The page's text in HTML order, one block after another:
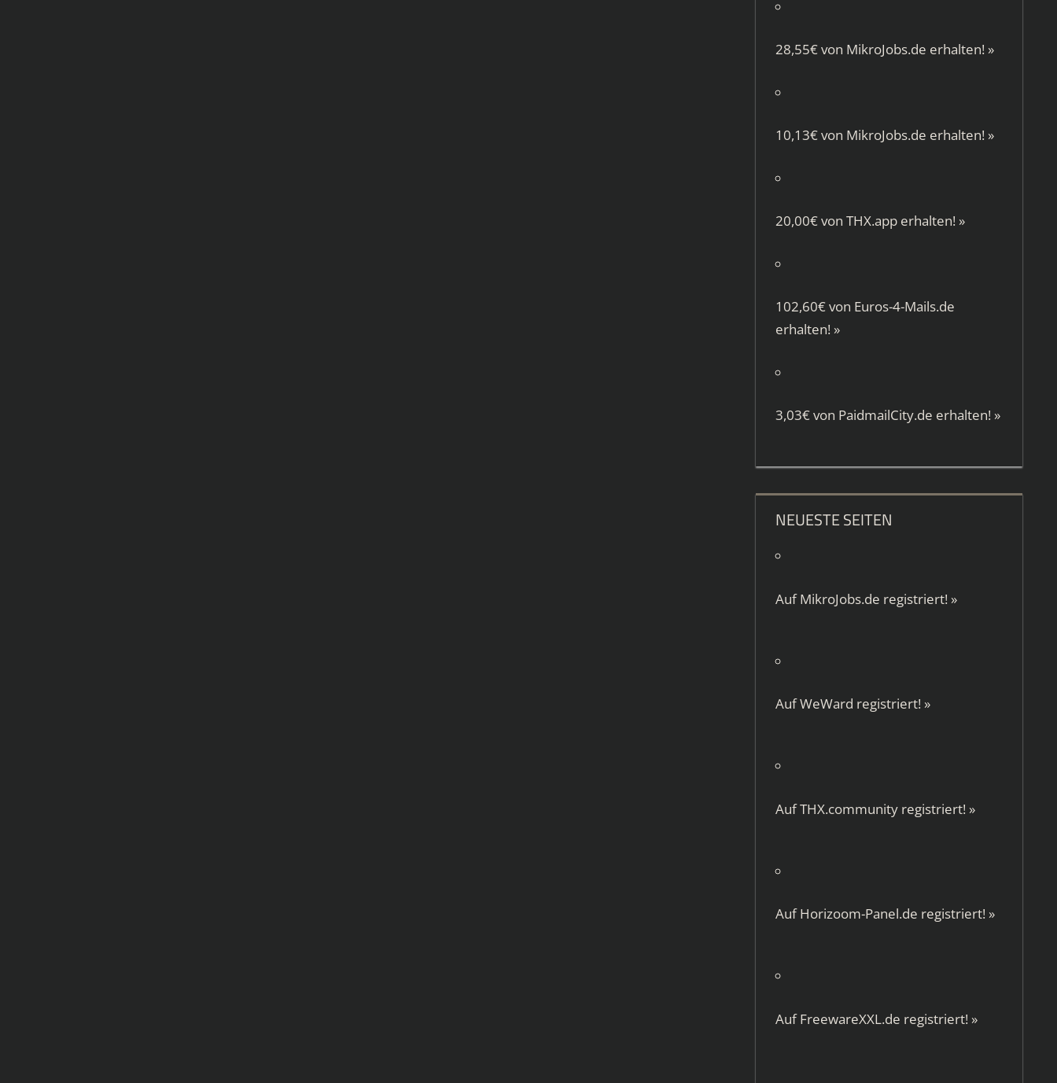
28,55€ von MikroJobs.de erhalten! »
10,13€ von MikroJobs.de erhalten! »
20,00€ vonTHX.app erhalten! »
102,60€ von Euros-4-Mails.de
erhalten! »
3,03€ von PaidmailCity.de erhalten! »
NEUESTE SEITEN
AufMikroJobs.de registriert! »
AufWeWard registriert! »
AufTHX.community registriert! »
AufHorizoom-Panel.de registriert! »
AufFreewareXXL.de registriert! »